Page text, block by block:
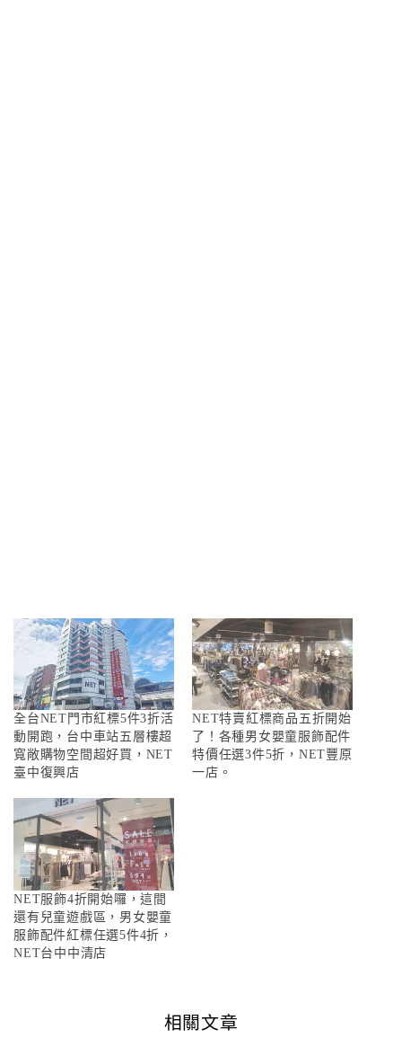
全台NET門市紅標5件3折活
動開跑，台中車站五層樓超
寬敞購物空間超好買，NET
臺中復興店
NET特賣紅標商品五折開始
了！各種男女嬰童服飾配件
特價任選3件5折，NET豐原
一店。
NET服飾4折開始囉，這間
還有兒童遊戲區，男女嬰童
服飾配件紅標任選5件4折，
NET台中中清店
相關文章